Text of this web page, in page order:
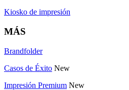
Kiosko de impresión
MÁS
Brandfolder
Casos de Éxito New
Impresión Premium New